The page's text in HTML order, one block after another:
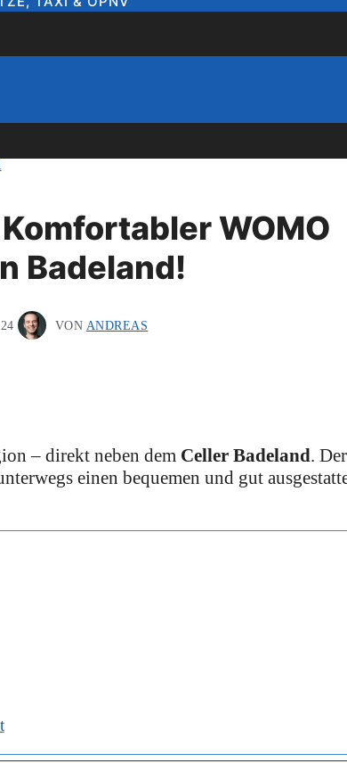
WOMO
Badeland!
VON ANDREAS
– direkt neben dem Celler Badeland. Der
einen bequemen und gut